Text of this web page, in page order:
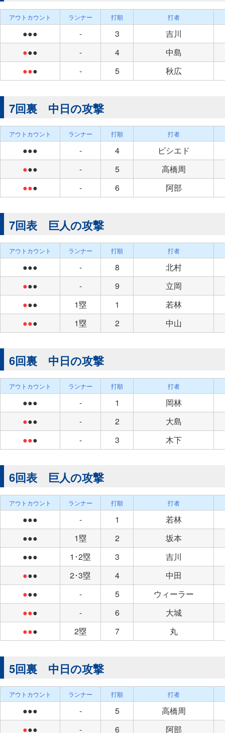
アウトカウント ランナー 打順 打者
●●● - 3
吉川
●●● - 4
中島
●●● - 5 秋広
7回裏 中日の攻撃
アウトカウント ランナー 打順 打者
●●● - 4
ビシエド
●●● - 5
高橋周
●●● - 6 阿部
7回表 巨人の攻撃
アウトカウント ランナー 打順 打者
●●● - 8
北村
●●● - 9
立岡
●●● 1塁 1
若林
●●● 1塁 2 中山
6回裏 中日の攻撃
アウトカウント ランナー 打順 打者
●●● - 1
岡林
●●● - 2
大島
●●● - 3 木下
6回表 巨人の攻撃
アウトカウント ランナー 打順 打者
●●● - 1
若林
●●●
1塁 2
坂本
●●●
1･2塁 3
吉川
●●● 2･3塁 4
中田
●●● - 5
ウィーラー
●●● - 6
大城
●●● 2塁 7 丸
5回裏 中日の攻撃
アウトカウント ランナー 打順 打者
●●● - 5
高橋周
●●● - 6 阿部